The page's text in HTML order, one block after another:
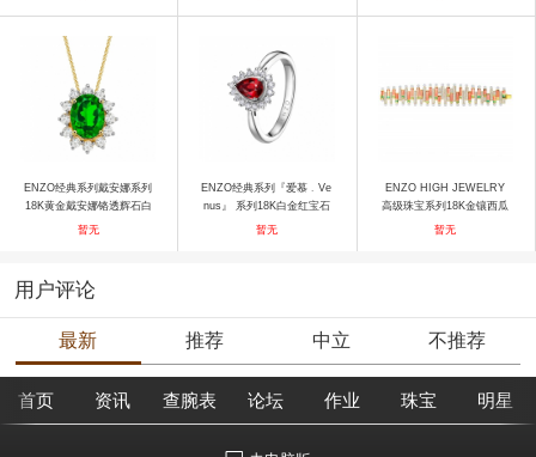
ENZO经典系列戴安娜系列
18K黄金戴安娜铬透辉石白
色蓝宝石 项链
暂无
ENZO经典系列『爱慕﹒Ve
nus』 系列18K白金红宝石
戒指 戒指
暂无
ENZO HIGH JEWELRY
高级珠宝系列18K金镶西瓜
碧玺及钻石手链 手镯
暂无
用户评论
最新 推荐 中立 不推荐
首页 资讯 查腕表 论坛 作业 珠宝 明星